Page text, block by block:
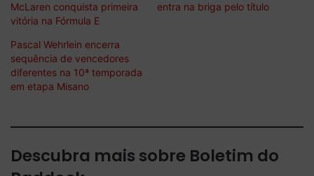
McLaren conquista primeira
vitória na Fórmula E
entra na briga pelo título
Pascal Wehrlein encerra
sequência de vencedores
diferentes na 10ª temporada
em etapa Misano
Descubra mais sobre Boletim do